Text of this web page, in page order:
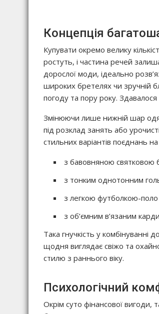
Концепція
Купувати окремо велику
ростуть, і частина речей
дорослої моди, ідеально
широких бретелях чи зручній
погоду та пору року.
Змінюючи лише нижній шар
під розклад занять або
стильних варіантів поєднань
з бавовняною святковою
з тонким однотонним
з легкою футболкою-
з об’ємним в’язаним
Така гнучкість у
щодня виглядає свіжо та
стилю з раннього віку.
Психологічний
Окрім суто фінансової вигоди,